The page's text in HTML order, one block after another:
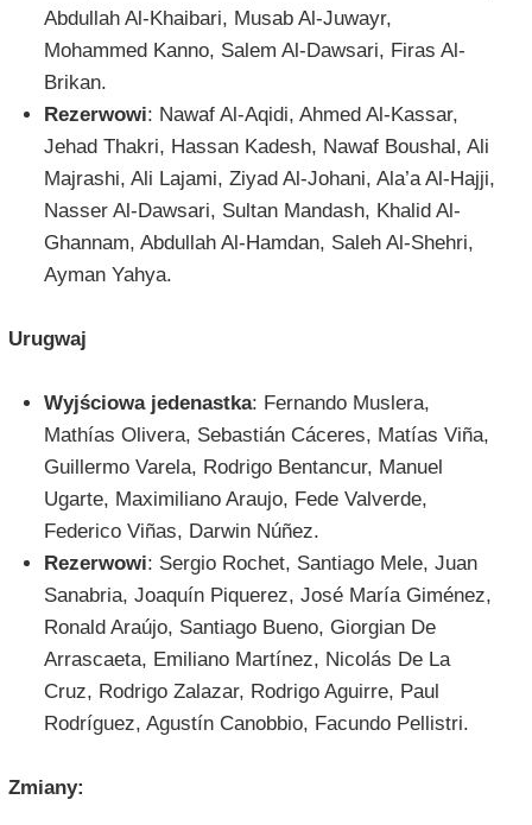
Abdullah Al-Khaibari, Musab Al-Juwayr,
Mohammed Kanno, Salem Al-Dawsari, Firas Al-
Brikan.
Rezerwowi: Nawaf Al-Aqidi, Ahmed Al-Kassar,
Jehad Thakri, Hassan Kadesh, Nawaf Boushal, Ali
Majrashi, Ali Lajami, Ziyad Al-Johani, Ala’a Al-Hajji,
Nasser Al-Dawsari, Sultan Mandash, Khalid Al-
Ghannam, Abdullah Al-Hamdan, Saleh Al-Shehri,
Ayman Yahya.
Urugwaj
Wyjściowa jedenastka: Fernando Muslera,
Mathías Olivera, Sebastián Cáceres, Matías Viña,
Guillermo Varela, Rodrigo Bentancur, Manuel
Ugarte, Maximiliano Araujo, Fede Valverde,
Federico Viñas, Darwin Núñez.
Rezerwowi: Sergio Rochet, Santiago Mele, Juan
Sanabria, Joaquín Piquerez, José María Giménez,
Ronald Araújo, Santiago Bueno, Giorgian De
Arrascaeta, Emiliano Martínez, Nicolás De La
Cruz, Rodrigo Zalazar, Rodrigo Aguirre, Paul
Rodríguez, Agustín Canobbio, Facundo Pellistri.
Zmiany: